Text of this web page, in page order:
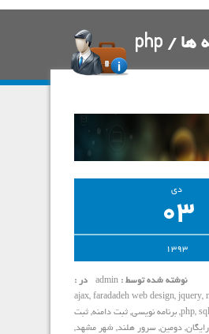
ها / php
دی
03
1393
در : نوشته شده توسط : admin
ajax, faradadeh web design, jquery,
php, sql
, برنامه نویسی, ثبت دامنه, ثبت
, دومین, سرور هلند, شهر مشهد,